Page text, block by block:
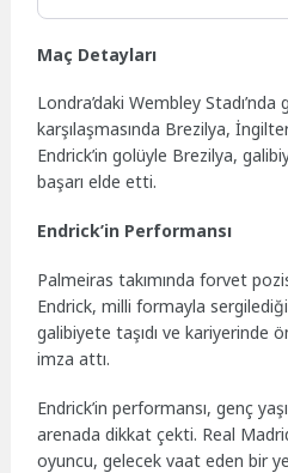
Maç Detayları
Londra’daki Wembley Stadı’nda
karşılaşmasında Brezilya,
Endrick’in golüyle Brezilya,
başarı elde etti.
Endrick’in Performansı
Palmeiras takımında forvet
Endrick, milli formayla
galibiyete taşıdı ve kariyerinde
imza attı.
Endrick’in performansı, genç
arenada dikkat çekti. Real
oyuncu, gelecek vaat eden bir